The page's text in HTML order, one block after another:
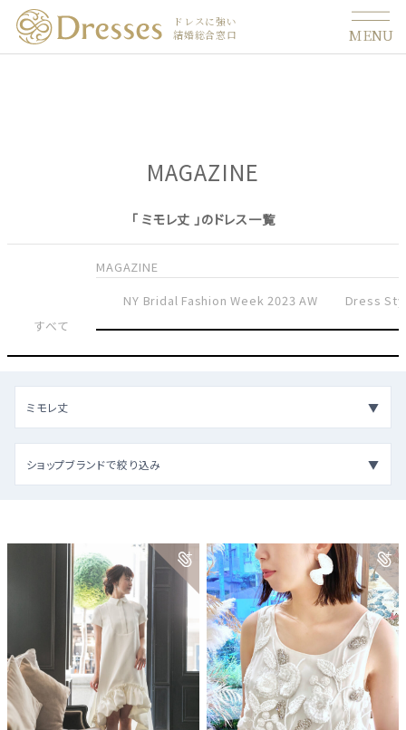
ドレスに強い
結婚総合窓口
MENU
MAGAZINE
「 ミモレ丈 」のドレス一覧
すべて
MAGAZINE
NY Bridal Fashion Week 2023 AW
Dress
ミモレ丈
ショップブランドで絞り込み